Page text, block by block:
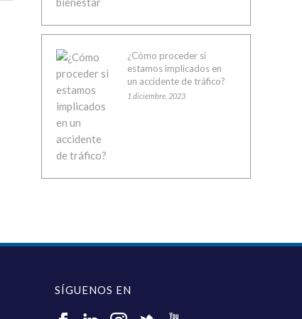
¿Cómo proceder si
estamos implicados en
un accidente de tráfico?
1 diciembre, 2023
SÍGUENOS EN